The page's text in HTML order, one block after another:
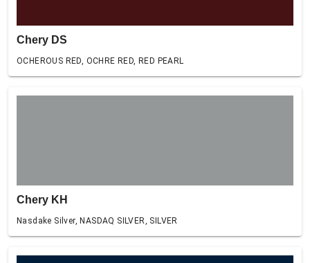
Chery DS
OCHEROUS RED, OCHRE RED, RED PEARL
Chery KH
Nasdake Silver, NASDAQ SILVER, SILVER